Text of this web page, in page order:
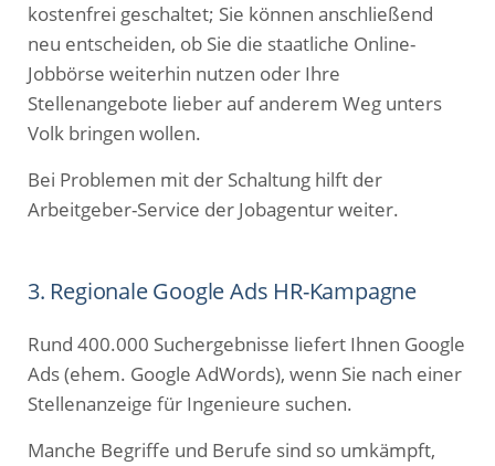
kostenfrei geschaltet; Sie können anschließend
neu entscheiden, ob Sie die staatliche Online-
Jobbörse weiterhin nutzen oder Ihre
Stellenangebote lieber auf anderem Weg unters
Volk bringen wollen.
Bei Problemen mit der Schaltung hilft der
Arbeitgeber-Service der Jobagentur weiter.
3. Regionale Google Ads HR-Kampagne
Rund 400.000 Suchergebnisse liefert Ihnen Google
Ads (ehem. Google AdWords), wenn Sie nach einer
Stellenanzeige für Ingenieure suchen.
Manche Begriffe und Berufe sind so umkämpft,